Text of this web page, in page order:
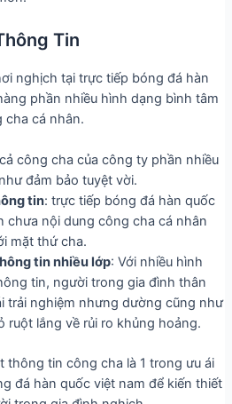
Tin
nghịch tại trực tiếp bóng đá hàn
phần nhiều hình dạng bình tâm
cha cá nhân.
công cha của công ty phần nhiều
đảm bảo tuyệt vời.
tin: trực tiếp bóng đá hàn quốc
chưa nội dung công cha cá nhân
mặt thứ cha.
tin nhiều lớp: Với nhiều hình
tin, người trong gia đình thân
trải nghiệm nhưng dường cũng như
ruột lắng về rủi ro khủng hoảng.
thông tin công cha là 1 trong ưu ái
đá hàn quốc việt nam để kiến thiết